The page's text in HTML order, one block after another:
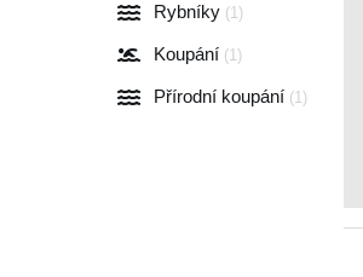
Rybníky (1)
Koupání (1)
Přírodní koupání (1)